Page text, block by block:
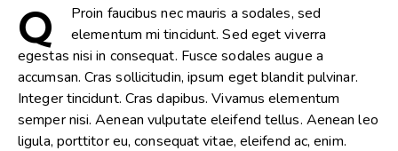
Q
Proin faucibus nec mauris a sodales, sed
elementum mi tincidunt. Sed eget viverra
egestas nisi in consequat. Fusce sodales augue a
accumsan. Cras sollicitudin, ipsum eget blandit pulvinar.
Integer tincidunt. Cras dapibus. Vivamus elementum
semper nisi. Aenean vulputate eleifend tellus. Aenean leo
ligula, porttitor eu, consequat vitae, eleifend ac, enim.